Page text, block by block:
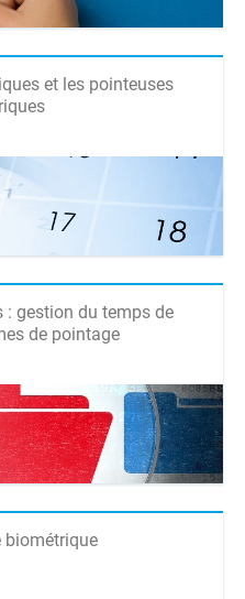
et les pointeuses
gestion du temps de
de pointage
biométrique